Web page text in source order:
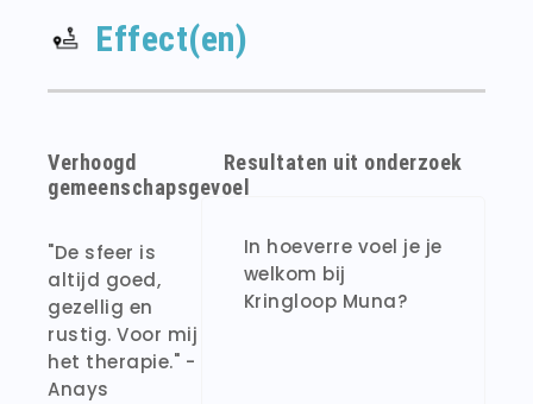
Effect(en)
Verhoogd
gemeenschapsgevoel
"De sfeer is
altijd goed,
gezellig en
rustig. Voor mij
het therapie." -
Anays
Resultaten uit onderzoek
In hoeverre voel je je
welkom bij
Kringloop Muna?